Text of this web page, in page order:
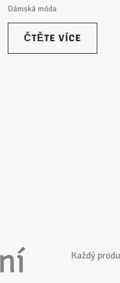
Dámská móda
ČTĚTE VÍCE
Každý